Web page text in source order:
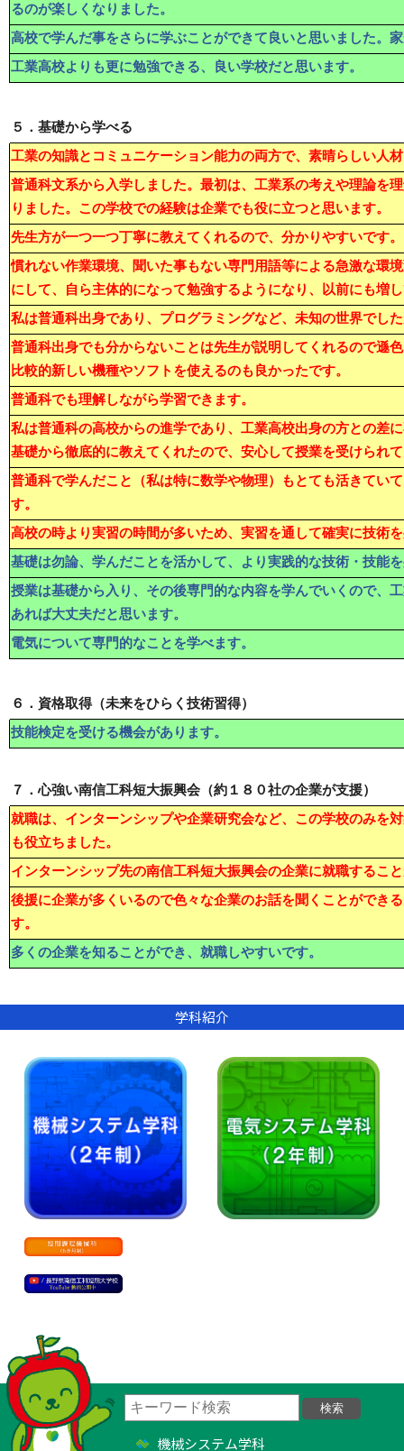
るのが楽しくなりました。
高校で学んだ事をさらに学ぶことができて良いと思いました。
工業高校よりも更に勉強できる、良い学校だと思います。
５．基礎から学べる
工業の知識とコミュニケーション能力の両方で、素晴らしい人
普通科文系から入学しました。最初は、工業系の考えや理論を
りました。この学校での経験は企業でも役に立つと思います。
先生方が一つ一つ丁寧に教えてくれるので、分かりやすいです。
慣れない作業環境、聞いた事もない専門用語等による急激な環
にして、自ら主体的になって勉強するようになり、以前にも増
私は普通科出身であり、プログラミングなど、未知の世界でし
普通科出身でも分からないことは先生が説明してくれるので遜
比較的新しい機種やソフトを使えるのも良かったです。
普通科でも理解しながら学習できます。
私は普通科の高校からの進学であり、工業高校出身の方との差
基礎から徹底的に教えてくれたので、安心して授業を受けられ
普通科で学んだこと（私は特に数学や物理）もとても活きてい
す。
高校の時より実習の時間が多いため、実習を通して確実に技術
基礎は勿論、学んだことを活かして、より実践的な技術・技能
授業は基礎から入り、その後専門的な内容を学んでいくので、
あれば大丈夫だと思います。
電気について専門的なことを学べます。
６．資格取得（未来をひらく技術習得）
技能検定を受ける機会があります。
７．心強い南信工科短大振興会（約１８０社の企業が支援）
就職は、インターンシップや企業研究会など、この学校のみを
も役立ちました。
インターンシップ先の南信工科短大振興会の企業に就職するこ
後援に企業が多くいるので色々な企業のお話を聞くことができ
す。
多くの企業を知ることができ、就職しやすいです。
学科紹介
機械システム学科